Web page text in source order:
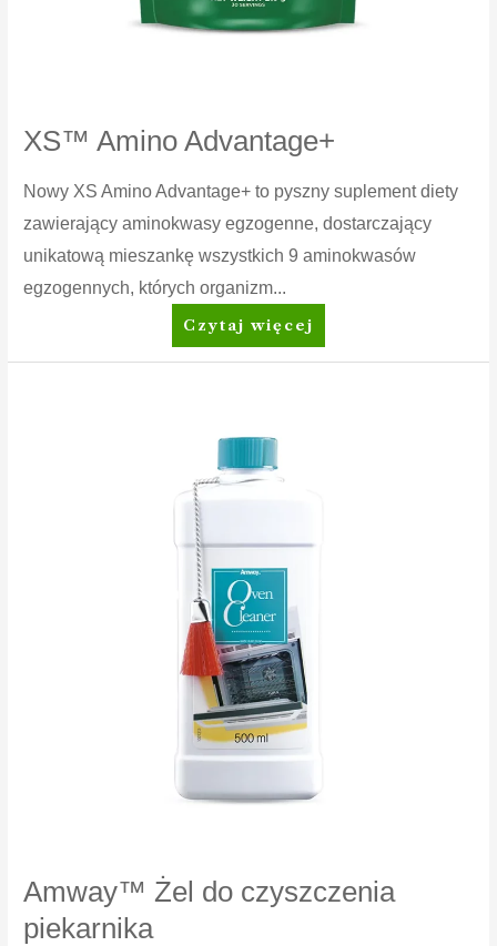
XS™ Amino Advantage+
Nowy XS Amino Advantage+ to pyszny suplement diety
zawierający aminokwasy egzogenne, dostarczający
unikatową mieszankę wszystkich 9 aminokwasów
egzogennych, których organizm...
XS™
Amino
Czytaj więcej
Amway™ Żel do czyszczenia
piekarnika